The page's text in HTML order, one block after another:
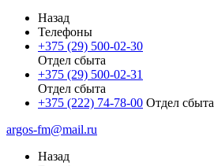
Назад
Телефоны
+375 (29) 500-02-30
Отдел сбыта
+375 (29) 500-02-31
Отдел сбыта
+375 (222) 74-78-00 Отдел сбыта
argos-fm@mail.ru
Назад